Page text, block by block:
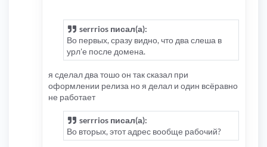
serrrios писал(а):
Во первых, сразу видно, что два слеша в
урл'е после домена.
я сделал два тошо он так сказал при
оформлении релиза но я делал и один всёравно
не работает
serrrios писал(а):
Во вторых, этот адрес вообще рабочий?